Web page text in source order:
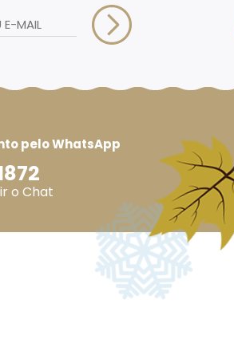
pelo WhatsApp
o Chat